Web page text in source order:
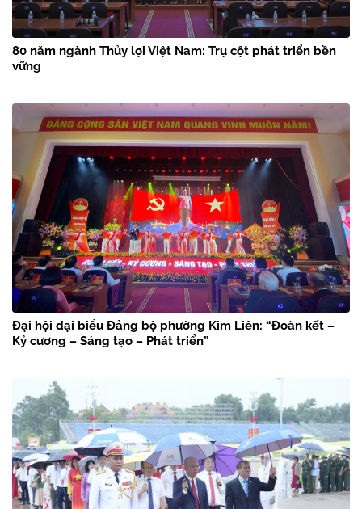
80 năm ngành Thủy lợi Việt Nam: Trụ cột phát triển bền
vững
Đại hội đại biểu Đảng bộ phường Kim Liên: “Đoàn kết –
Kỷ cương – Sáng tạo – Phát triển”